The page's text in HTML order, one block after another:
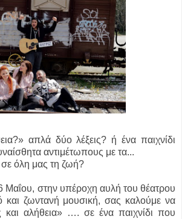
απλά δύο λέξεις? ή ένα παιχνίδι
αντιμέτωπους με τα...
όλη μας τη ζωή?
Μαΐου, στην υπέροχη αυλή του θέατρου
ζωντανή μουσική, σας καλούμε να
και αλήθεια» …. σε ένα παιχνίδι που